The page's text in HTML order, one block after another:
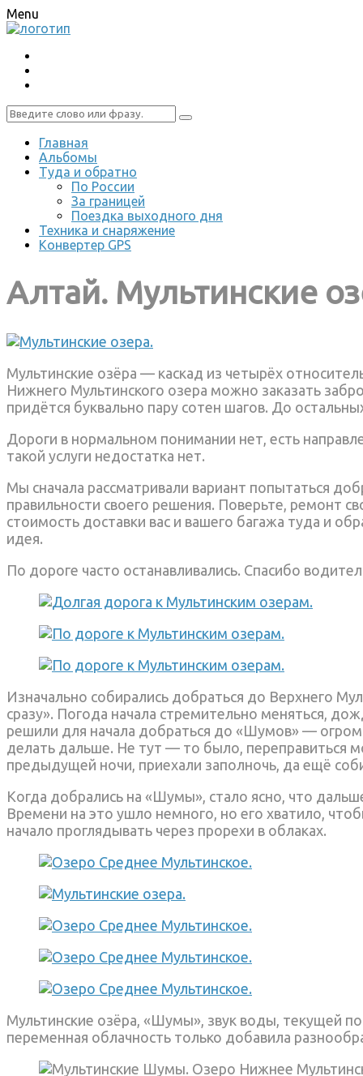
Menu
Главная
Альбомы
Туда и обратно
По России
За границей
Поездка выходного дня
Техника и снаряжение
Конвертер GPS
Алтай. Мультинские
Мультинские озёра — каскад из четырёх
Нижнего Мультинского озера можно заказать
придётся буквально пару сотен шагов. До
Дороги в нормальном понимании нет, есть
такой услуги недостатка нет.
Мы сначала рассматривали вариант попытаться
правильности своего решения. Поверьте, ремонт
стоимость доставки вас и вашего багажа туда и
идея.
По дороге часто останавливались. Спасибо
Изначально собирались добраться до Верхнего
сразу». Погода начала стремительно меняться,
решили для начала добраться до «Шумов» —
делать дальше. Не тут — то было, переправиться
предыдущей ночи, приехали заполночь, да ещё
Когда добрались на «Шумы», стало ясно, что
Времени на это ушло немного, но его хватило,
начало проглядывать через прорехи в облаках.
Мультинские озёра, «Шумы», звук воды, текущей
переменная облачность только добавила